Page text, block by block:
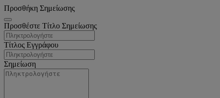
Προσθήκη Σημείωσης
Προσθέστε Τίτλο Σημείωσης
Τίτλος Εγγράφου
Σημείωση